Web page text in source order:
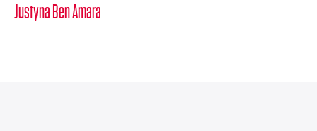
Justyna Ben Amara